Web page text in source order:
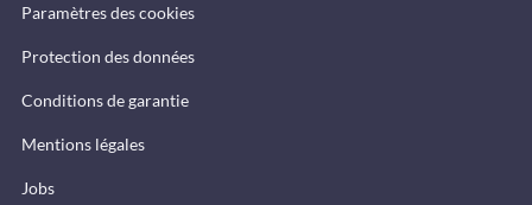
Paramètres des cookies
Protection des données
Conditions de garantie
Mentions légales
Jobs